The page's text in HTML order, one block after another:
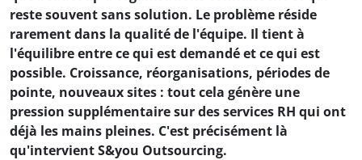
reste souvent sans solution. Le problème réside
rarement dans la qualité de l'équipe. Il tient à
l'équilibre entre ce qui est demandé et ce qui est
possible. Croissance, réorganisations, périodes de
pointe, nouveaux sites : tout cela génère une
pression supplémentaire sur des services RH qui ont
déjà les mains pleines. C'est précisément là
qu'intervient S&you Outsourcing.